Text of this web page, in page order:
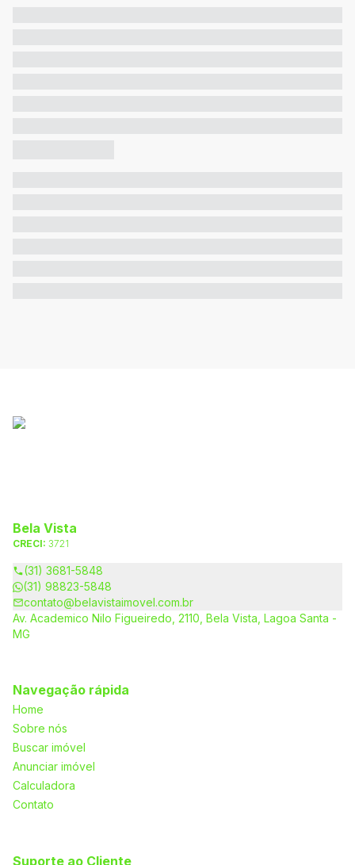
Bela Vista
CRECI: 3721
(31) 3681-5848
(31) 98823-5848
contato@belavistaimovel.com.br
Av. Academico Nilo Figueiredo, 2110, Bela Vista, Lagoa Santa -
MG
Navegação rápida
Home
Sobre nós
Buscar imóvel
Anunciar imóvel
Calculadora
Contato
Suporte ao Cliente